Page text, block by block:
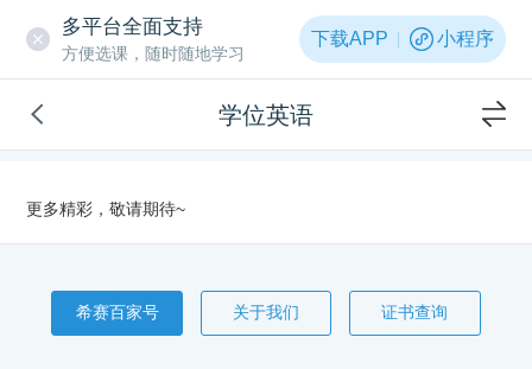
多平台全面支持
方便选课，随时随地学习
下载APP 小程序
学位英语
更多精彩，敬请期待~
希赛百家号 关于我们 证书查询